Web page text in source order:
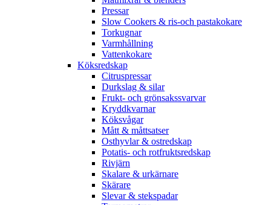
Pressar
Slow Cookers & ris-och pastakokare
Torkugnar
Varmhållning
Vattenkokare
Köksredskap
Citruspressar
Durkslag & silar
Frukt- och grönsakssvarvar
Kryddkvarnar
Köksvågar
Mått & måttsatser
Osthyvlar & ostredskap
Potatis- och rotfruktsredskap
Rivjärn
Skalare & urkärnare
Skärare
Slevar & stekspadar